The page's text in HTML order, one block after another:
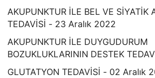
AKUPUNKTUR İLE BEL VE SİYATİK
TEDAVİSİ - 23 Aralık 2022
AKUPUNKTUR İLE DUYGUDURUM
BOZUKLUKLARININ DESTEK
2022
GLUTATYON TEDAVİSİ - 02 Aralık